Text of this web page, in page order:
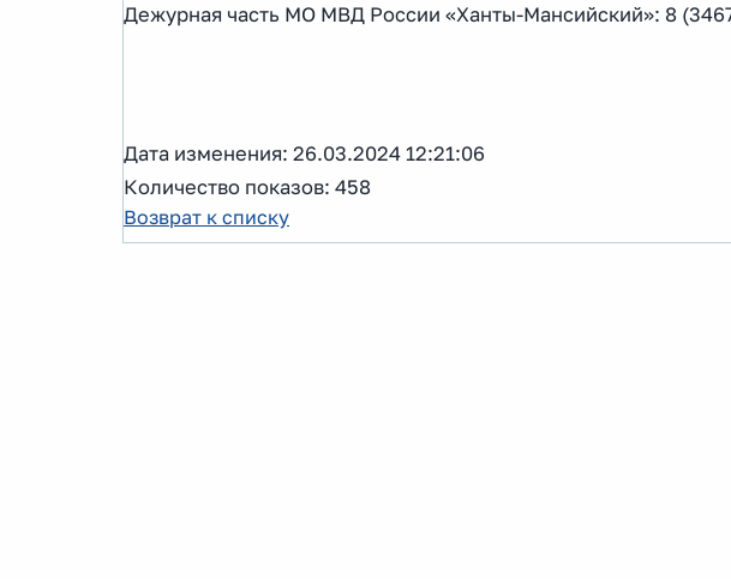
Дежурная часть МО МВД России «Ханты-Мансийский»: 8
Дата изменения: 26.03.2024 12:21:06
Количество показов: 458
Возврат к списку